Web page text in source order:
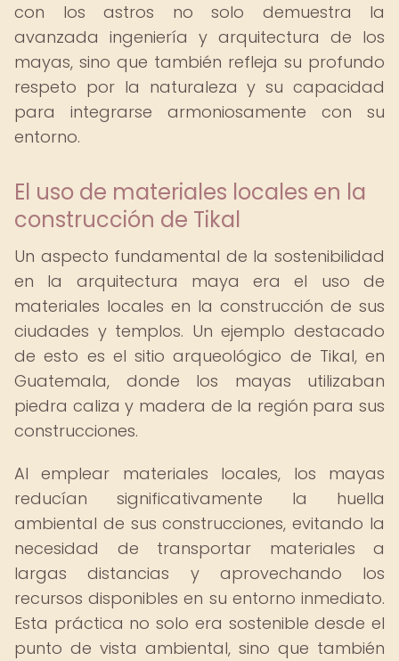
con los astros no solo demuestra la
avanzada ingeniería y arquitectura de los
mayas, sino que también refleja su profundo
respeto por la naturaleza y su capacidad
para integrarse armoniosamente con su
entorno.
El uso de materiales locales en la
construcción de Tikal
Un aspecto fundamental de la sostenibilidad
en la arquitectura maya era el uso de
materiales locales en la construcción de sus
ciudades y templos. Un ejemplo destacado
de esto es el sitio arqueológico de Tikal, en
Guatemala, donde los mayas utilizaban
piedra caliza y madera de la región para sus
construcciones.
Al emplear materiales locales, los mayas
reducían significativamente la huella
ambiental de sus construcciones, evitando la
necesidad de transportar materiales a
largas distancias y aprovechando los
recursos disponibles en su entorno inmediato.
Esta práctica no solo era sostenible desde el
punto de vista ambiental, sino que también